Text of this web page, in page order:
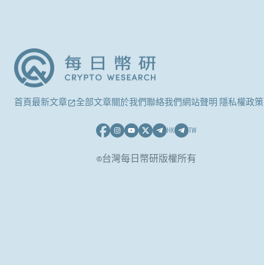
首頁最新文章 全部文章關於我們聯絡我們網站聲明 隱私權政策
HK TW
©台灣每日幣研版權所有